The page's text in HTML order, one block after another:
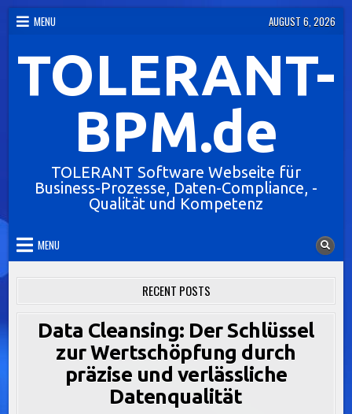
Skip
content
MENU AUGUST 6, 2026
TOLERANT-
BPM.de
TOLERANT Software Webseite für
Business-Prozesse, Daten-Compliance, -
Qualität und Kompetenz
MENU
RECENT POSTS
Data Cleansing: Der Schlüssel
zur Wertschöpfung durch
präzise und verlässliche
Datenqualität